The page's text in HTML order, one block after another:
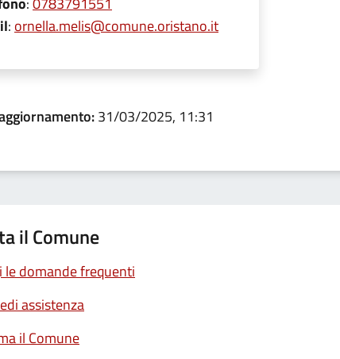
: ornella.melis@comune.oristano.it
31/03/2025, 11:31
il Comune
le domande frequenti
assistenza
il Comune